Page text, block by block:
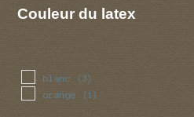
Couleur du latex
blanc (3)
orange (1)